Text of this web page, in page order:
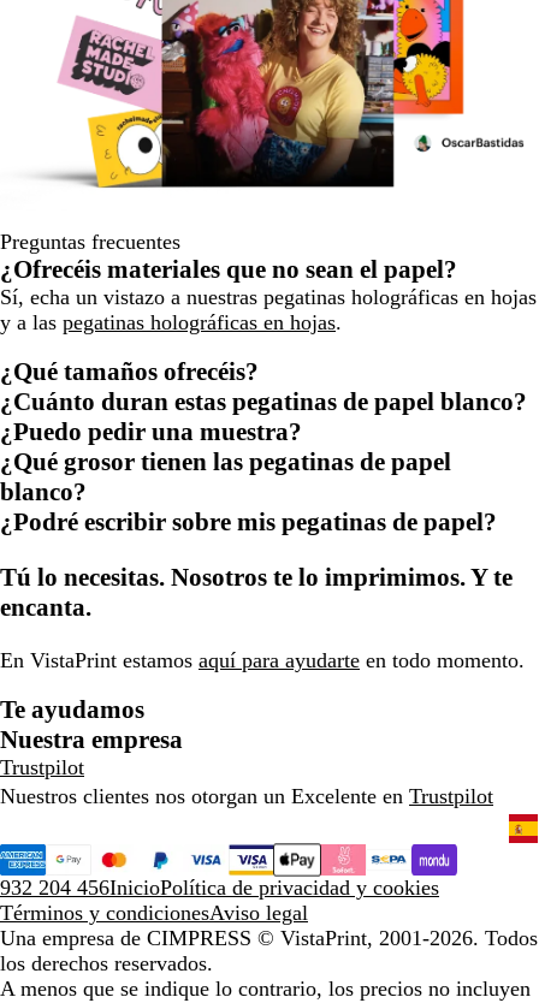
Preguntas frecuentes
¿Ofrecéis materiales que no sean el papel?
Sí, echa un vistazo a nuestras pegatinas holográficas en hojas
y a las pegatinas holográficas en hojas.
¿Qué tamaños ofrecéis?
¿Cuánto duran estas pegatinas de papel blanco?
¿Puedo pedir una muestra?
¿Qué grosor tienen las pegatinas de papel
blanco?
¿Podré escribir sobre mis pegatinas de papel?
Tú lo necesitas. Nosotros te lo imprimimos. Y te
encanta.
En VistaPrint estamos aquí para ayudarte en todo momento.
Te ayudamos
Nuestra empresa
Trustpilot
Nuestros clientes nos otorgan un Excelente en Trustpilot
932 204 456InicioPolítica de privacidad y cookies
Términos y condicionesAviso legal
Una empresa de CIMPRESS © VistaPrint, 2001-2026. Todos
los derechos reservados.
A menos que se indique lo contrario, los precios no incluyen